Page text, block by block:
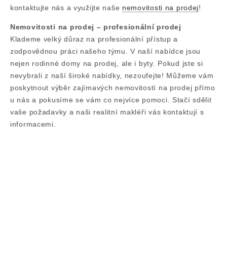
kontaktujte nás a využijte naše nemovitosti na prodej!
Nemovitosti na prodej – profesionální prodej
Klademe velký důraz na profesionální přístup a
zodpovědnou práci našeho týmu. V naší nabídce jsou
nejen rodinné domy na prodej, ale i byty. Pokud jste si
nevybrali z naší široké nabídky, nezoufejte! Můžeme vám
poskytnout výběr zajímavých nemovitostí na prodej přímo
u nás a pokusíme se vám co nejvíce pomoci. Stačí sdělit
vaše požadavky a naši realitní makléři vás kontaktují s
informacemi.